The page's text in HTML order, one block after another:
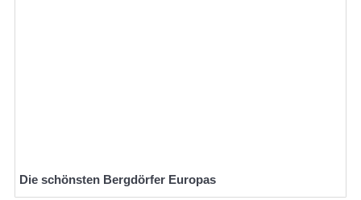
Die schönsten Bergdörfer Europas